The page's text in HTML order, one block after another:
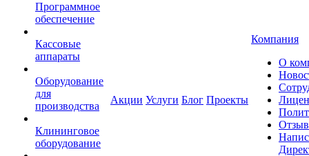
Программное
обеспечение
Кассовые
аппараты
Оборудование
для
производства
Клининговое
оборудование
Акции Услуги Блог Проекты
Компания
О